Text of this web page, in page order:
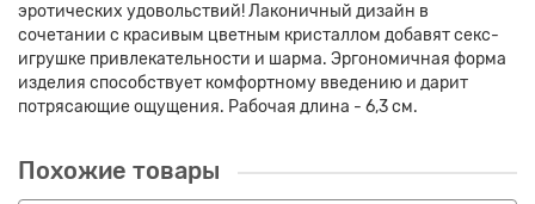
эротических удовольствий! Лаконичный дизайн в
сочетании с красивым цветным кристаллом добавят секс-
игрушке привлекательности и шарма. Эргономичная форма
изделия способствует комфортному введению и дарит
потрясающие ощущения. Рабочая длина - 6,3 см.
Похожие товары